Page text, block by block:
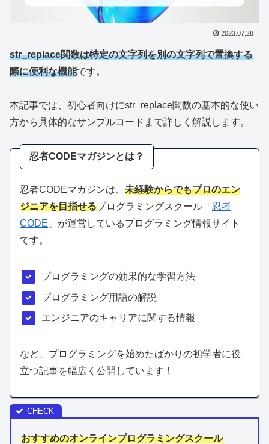
2023.07.28
str_replace関数は特定の文字列を別の文字列で置換する
際に便利な機能です。
本記事では、初心者向けにstr_replace関数の基本的な使い
方から具体的なサンプルコードまで詳しく解説します。
忍者CODEマガジンとは？
忍者CODEマガジンは、 未経験からでもプロのエン
ジニアを目指せるプログラミングスクール「 忍者
CODE 」が運営しているプログラミング情報サイト
です。
プログラミングの効果的な学習方法
プログラミング用語の解説
エンジニアのキャリアに関する情報
など、プログラミングを始めたばかりの初学者に役
立つ記事を幅広く公開しています！
おすすめのオンラインプログラミングスクール